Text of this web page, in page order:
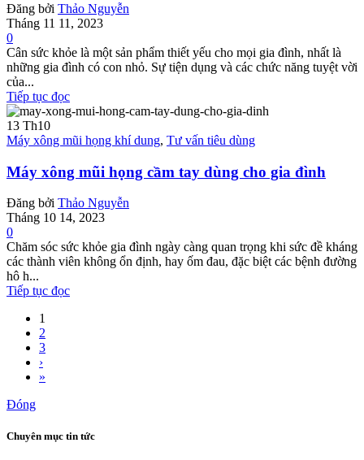
Đăng bởi Thảo Nguyễn
Tháng 11 11, 2023
0
Cân sức khỏe là một sản phẩm thiết yếu cho mọi gia đình, nhất là
những gia đình có con nhỏ. Sự tiện dụng và các chức năng tuyệt vời
của...
Tiếp tục đọc
13 Th10
Máy xông mũi họng khí dung, Tư vấn tiêu dùng
Máy xông mũi họng cầm tay dùng cho gia đình
Đăng bởi Thảo Nguyễn
Tháng 10 14, 2023
0
Chăm sóc sức khỏe gia đình ngày càng quan trọng khi sức đề kháng
các thành viên không ổn định, hay ốm đau, đặc biệt các bệnh đường
hô h...
Tiếp tục đọc
1
2
3
›
»
Đóng
Chuyên mục tin tức